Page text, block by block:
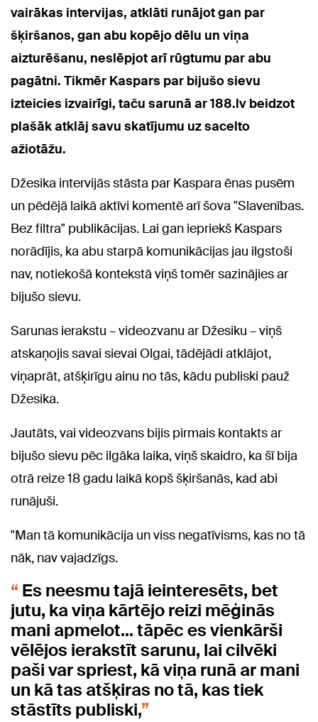
vairākas intervijas, atklāti runājot gan par
šķiršanos, gan abu kopējo dēlu un viņa
aizturēšanu, neslēpjot arī rūgtumu par abu
pagātni. Tikmēr Kaspars par bijušo sievu
izteicies izvairīgi, taču sarunā ar 188.lv beidzot
plašāk atklāj savu skatījumu uz sacelto
ažiotāžu.
Džesika intervijās stāsta par Kaspara ēnas pusēm
un pēdējā laikā aktīvi komentē arī šova "Slavenības.
Bez filtra" publikācijas. Lai gan iepriekš Kaspars
norādījis, ka abu starpā komunikācijas jau ilgstoši
nav, notiekošā kontekstā viņš tomēr sazinājies ar
bijušo sievu.
Sarunas ierakstu – videozvanu ar Džesiku – viņš
atskaņojis savai sievai Olgai, tādējādi atklājot,
viņaprāt, atšķirīgu ainu no tās, kādu publiski pauž
Džesika.
Jautāts, vai videozvans bijis pirmais kontakts ar
bijušo sievu pēc ilgāka laika, viņš skaidro, ka šī bija
otrā reize 18 gadu laikā kopš šķiršanās, kad abi
runājuši.
"Man tā komunikācija un viss negatīvisms, kas no tā
nāk, nav vajadzīgs.
Es neesmu tajā ieinteresēts, bet
jutu, ka viņa kārtējo reizi mēģinās
mani apmelot... tāpēc es vienkārši
vēlējos ierakstīt sarunu, lai cilvēki
paši var spriest, kā viņa runā ar mani
un kā tas atšķiras no tā, kas tiek
stāstīts publiski,